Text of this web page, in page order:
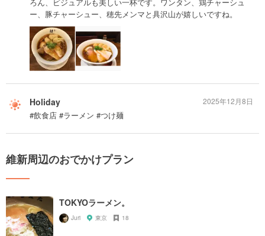
ー、豚チャーシュー、穂先メンマと具沢山が嬉しいですね。
Holiday
#飲食店 #ラーメン #つけ麺
2025年12月8日
維新周辺のおでかけプラン
TOKYOラーメン。
Juri 東京 18